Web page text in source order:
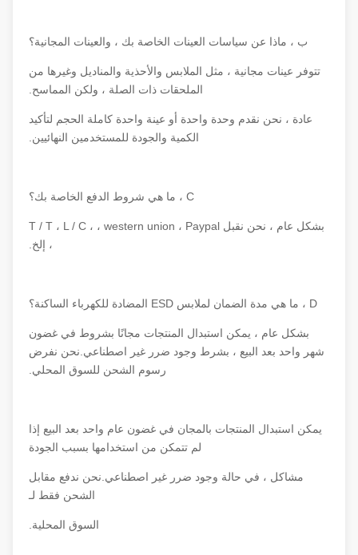
ب ، ماذا عن سياسات العينات الخاصة بك ، والعينات المجانية؟
تتوفر عينات مجانية ، مثل الملابس والأحذية والمناديل وغيرها من
الملحقات ذات الصلة ، ولكن المماسح.
عادة ، نحن نقدم وحدة واحدة أو عينة واحدة كاملة الحجم لتأكيد
الكمية والجودة للمستخدمين النهائيين.
بشكل عام ، نحن نقبل T / T ، L / C ، ، western union ، Paypal
بشكل عام ، يمكن استبدال المنتجات مجانًا بشروط في غضون
شهر واحد بعد البيع ، بشرط وجود ضرر غير اصطناعي.نحن نفرض
رسوم الشحن للسوق المحلي.
يمكن استبدال المنتجات بالمجان في غضون عام واحد بعد البيع إذا
لم تتمكن من استخدامها بسبب الجودة
مشاكل ، في حالة وجود ضرر غير اصطناعي.نحن ندفع مقابل
الشحن فقط لـ
السوق المحلية.